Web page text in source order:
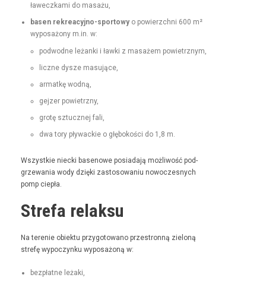
ławeczka­mi do masażu,
basen rekrea­cyjno-sportowyo powierzch­ni 600 m²
wyposażony m.in. w:
pod­wodne leżan­ki i ław­ki z masażem powietrznym,
liczne dysze masujące,
armatkę wod­ną,
gejz­er powietrzny,
grotę sztucznej fali,
dwa tory pływack­ie o głębokoś­ci do 1,8 m.
Wszys­tkie niec­ki basenowe posi­ada­ją możli­wość pod­
grze­wa­nia wody dzię­ki zas­tosowa­niu nowoczes­nych
pomp ciepła.
Strefa relaksu
Na tere­nie obiek­tu przy­go­towano prze­stron­ną zieloną
stre­fę wypoczynku wyposażoną w:
bezpłatne leża­ki,